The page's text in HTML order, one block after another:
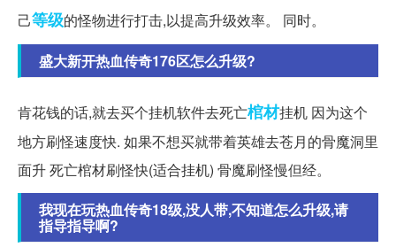
己等级的怪物进行打击,以提高升级效率。 同时。
盛大新开热血传奇176区怎么升级?
肯花钱的话,就去买个挂机软件去死亡棺材挂机 因为这个
地方刷怪速度快. 如果不想买就带着英雄去苍月的骨魔洞里
面升 死亡棺材刷怪快(适合挂机) 骨魔刷怪慢但经。
我现在玩热血传奇18级,没人带,不知道怎么升级,请
指导指导啊?